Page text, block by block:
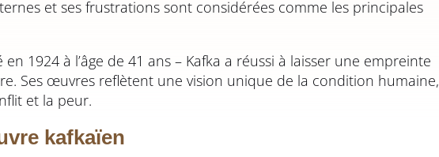
et ses frustrations sont considérées comme les principales
1924 à l’âge de 41 ans – Kafka a réussi à laisser une empreinte
Ses œuvres reflètent une vision unique de la condition humaine,
et la peur.
kafkaïen